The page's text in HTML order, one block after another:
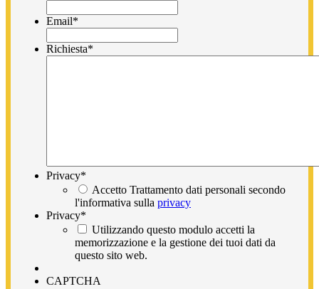
Email*
Richiesta*
Privacy*
Accetto Trattamento dati personali secondo
l'informativa sulla privacy
Privacy*
Utilizzando questo modulo accetti la
memorizzazione e la gestione dei tuoi dati da
questo sito web.
CAPTCHA